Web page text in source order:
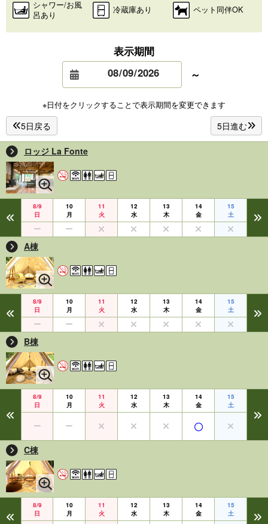
シャワー/お風
呂あり
冷蔵庫あり ペット同伴OK
表示期間
～
※日付をクリックすることで表示期間を変更できます
5日戻る 5日進む
ロッジ La Fonte
8/9
日
10
月
11
火
12
水
13
木
14
金
15
土
A棟
8/9
日
10
月
11
火
12
水
13
木
14
金
15
土
B棟
8/9
日
10
月
11
火
12
水
13
木
14
金
15
土
C棟
8/9
日
10
月
11
火
12
水
13
木
14
金
15
土